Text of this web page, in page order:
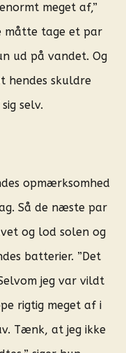
meget af,”
måtte tage et par
ud på vandet. Og
hendes skuldre
selv.
opmærksomhed
Så de næste par
og lod solen og
batterier. ”Det
jeg var vildt
rigtig meget af i
Tænk, at jeg ikke